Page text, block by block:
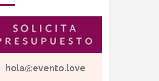
hola@evento.love